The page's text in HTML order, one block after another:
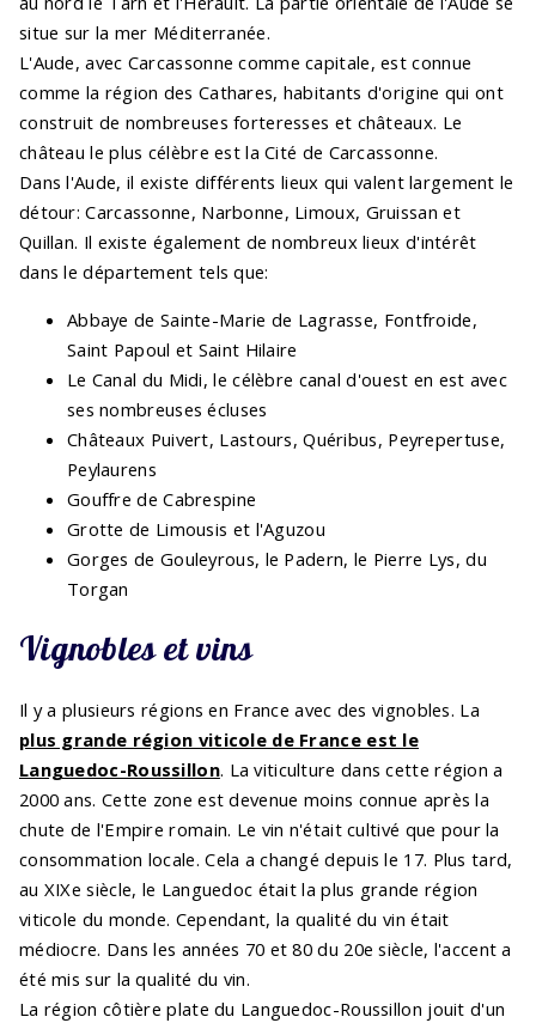
situe sur la mer Méditerranée.
L'Aude, avec Carcassonne comme capitale, est connue
comme la région des Cathares, habitants d'origine qui ont
construit de nombreuses forteresses et châteaux. Le
château le plus célèbre est la Cité de Carcassonne.
Dans l'Aude, il existe différents lieux qui valent largement le
détour: Carcassonne, Narbonne, Limoux, Gruissan et
Quillan. Il existe également de nombreux lieux d'intérêt
dans le département tels que:
Abbaye de Sainte-Marie de Lagrasse, Fontfroide,
Saint Papoul et Saint Hilaire
Le Canal du Midi, le célèbre canal d'ouest en est avec
ses nombreuses écluses
Châteaux Puivert, Lastours, Quéribus, Peyrepertuse,
Peylaurens
Gouffre de Cabrespine
Grotte de Limousis et l'Aguzou
Gorges de Gouleyrous, le Padern, le Pierre Lys, du
Torgan
Vignobles et vins
Il y a plusieurs régions en France avec des vignobles. La
plus grande région viticole de France est le
Languedoc-Roussillon. La viticulture dans cette région a
2000 ans. Cette zone est devenue moins connue après la
chute de l'Empire romain. Le vin n'était cultivé que pour la
consommation locale. Cela a changé depuis le 17. Plus tard,
au XIXe siècle, le Languedoc était la plus grande région
viticole du monde. Cependant, la qualité du vin était
médiocre. Dans les années 70 et 80 du 20e siècle, l'accent a
été mis sur la qualité du vin.
La région côtière plate du Languedoc-Roussillon jouit d'un